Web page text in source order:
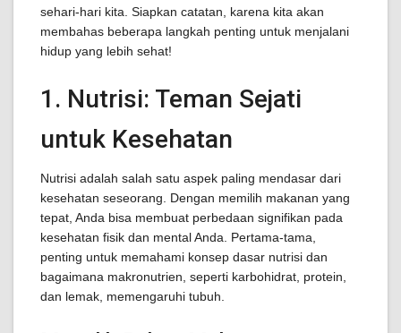
sehari-hari kita. Siapkan catatan, karena kita akan
membahas beberapa langkah penting untuk menjalani
hidup yang lebih sehat!
1. Nutrisi: Teman Sejati
untuk Kesehatan
Nutrisi adalah salah satu aspek paling mendasar dari
kesehatan seseorang. Dengan memilih makanan yang
tepat, Anda bisa membuat perbedaan signifikan pada
kesehatan fisik dan mental Anda. Pertama-tama,
penting untuk memahami konsep dasar nutrisi dan
bagaimana makronutrien, seperti karbohidrat, protein,
dan lemak, memengaruhi tubuh.